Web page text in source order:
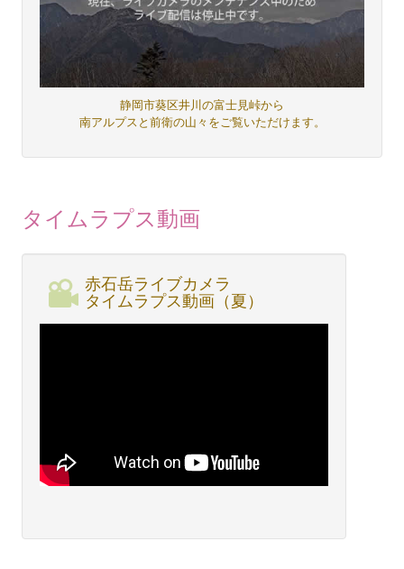
静岡市葵区井川の富士見峠から
南アルプスと前衛の山々をご覧いただけます。
タイムラプス動画
赤石岳ライブカメラ
タイムラプス動画（夏）